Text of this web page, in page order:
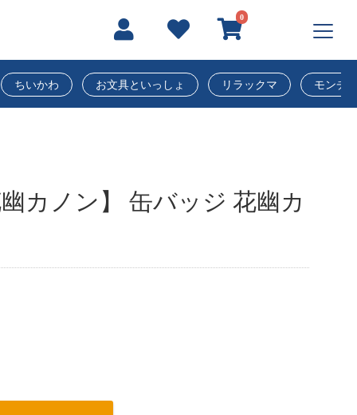
0
ちいかわ お文具といっしょ リラックマ モンチ
カノン】 缶バッジ 花幽カ